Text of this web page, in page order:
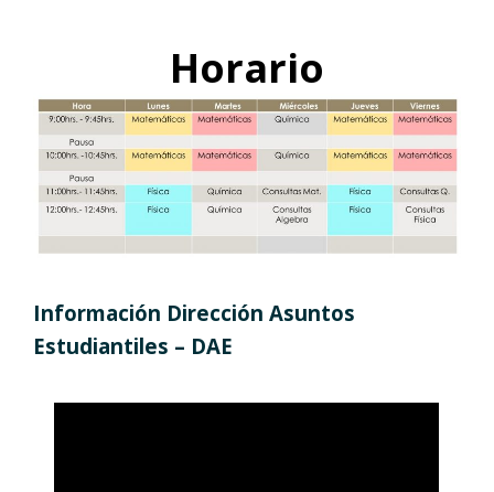
Horario
Información Dirección Asuntos
Estudiantiles – DAE